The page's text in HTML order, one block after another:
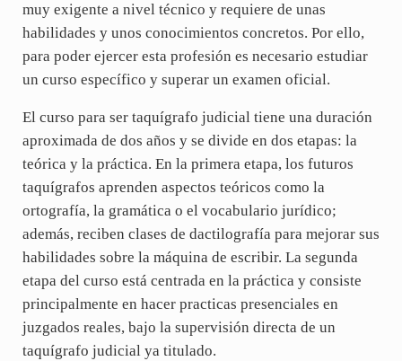
muy exigente a nivel técnico y requiere de unas
habilidades y unos conocimientos concretos. Por ello,
para poder ejercer esta profesión es necesario estudiar
un curso específico y superar un examen oficial.
El curso para ser taquígrafo judicial tiene una duración
aproximada de dos años y se divide en dos etapas: la
teórica y la práctica. En la primera etapa, los futuros
taquígrafos aprenden aspectos teóricos como la
ortografía, la gramática o el vocabulario jurídico;
además, reciben clases de dactilografía para mejorar sus
habilidades sobre la máquina de escribir. La segunda
etapa del curso está centrada en la práctica y consiste
principalmente en hacer practicas presenciales en
juzgados reales, bajo la supervisión directa de un
taquígrafo judicial ya titulado.